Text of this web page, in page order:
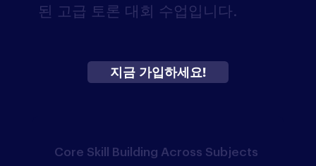
된 고급 토론 대회 수업입니다.
지금 가입하세요!
Core Skill Building Across Subjects